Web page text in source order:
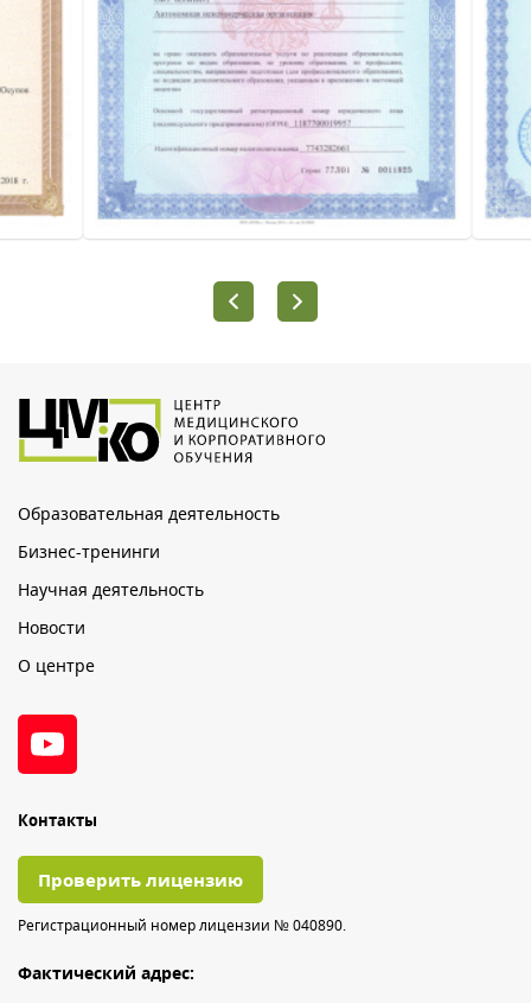
Образовательная деятельность
Бизнес-тренинги
Научная деятельность
Новости
О центре
Контакты
Проверить лицензию
Регистрационный номер лицензии № 040890.
Фактический адрес: